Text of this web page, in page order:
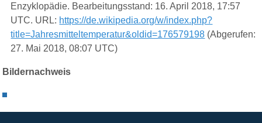
Enzyklopädie. Bearbeitungsstand: 16. April 2018, 17:57
UTC. URL: https://de.wikipedia.org/w/index.php?
title=Jahresmitteltemperatur&oldid=176579198 (Abgerufen:
27. Mai 2018, 08:07 UTC)
Bildernachweis